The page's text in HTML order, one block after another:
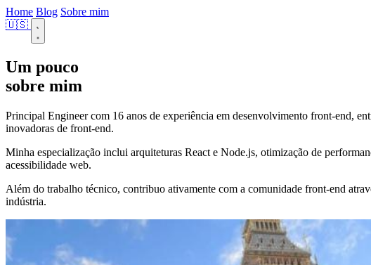
Home Blog Sobre mim
🇺🇸
Um pouco
sobre mim
Principal Engineer com 16 anos de experiência em desenvolvimento front-end,
inovadoras de front-end.
Minha especialização inclui arquiteturas React e Node.js, otimização de
acessibilidade web.
Além do trabalho técnico, contribuo ativamente com a comunidade front-end
indústria.